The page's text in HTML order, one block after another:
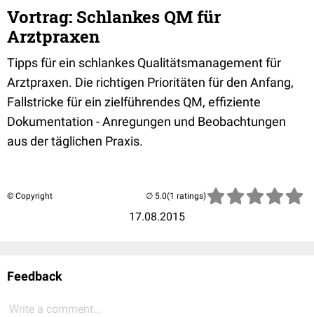
Vortrag: Schlankes QM für
Arztpraxen
Tipps für ein schlankes Qualitätsmanagement für
Arztpraxen. Die richtigen Prioritäten für den Anfang,
Fallstricke für ein zielführendes QM, effiziente
Dokumentation - Anregungen und Beobachtungen
aus der täglichen Praxis.
© Copyright
17.08.2015
(1 ratings)
Feedback
Write a comment...